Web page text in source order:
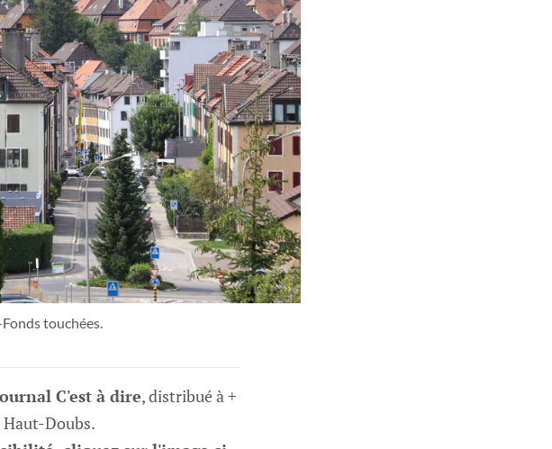
touchées.
C'est à dire, distribué à +
Haut-Doubs.